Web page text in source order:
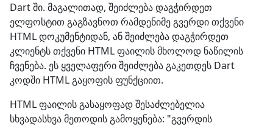
Dart ში. მაგალითად, შეიძლება დაგჭირდეთ
ელფოსტით გაგზავნოთ რამდენიმე გვერდი თქვენი
HTML დოკუმენტიდან, ან შეიძლება დაგჭირდეთ
კლიენტს თქვენი HTML ფაილის მხოლოდ ნაწილის
ჩვენება. ეს ყველაფერი შეიძლება გაკეთდეს Dart
კოდში HTML გაყოფის ფუნქციით.
HTML ფაილის გასაყოფად შესაძლებელია
სხვადასხვა მეთოდის გამოყენება: "გვერდის